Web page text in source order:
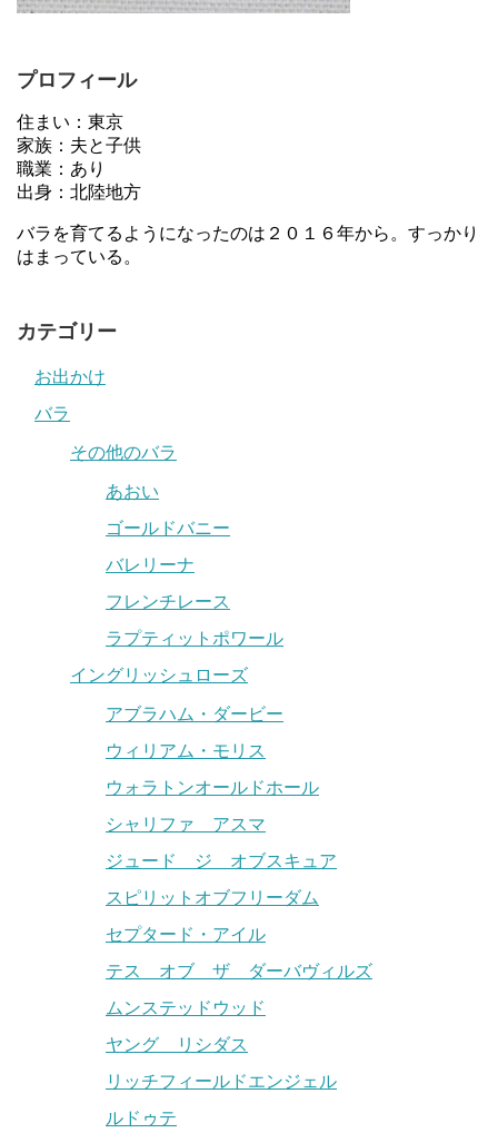
プロフィール
住まい：東京
家族：夫と子供
職業：あり
出身：北陸地方
バラを育てるようになったのは２０１６年から。すっかり
はまっている。
カテゴリー
お出かけ
バラ
その他のバラ
あおい
ゴールドバニー
バレリーナ
フレンチレース
ラプティットポワール
イングリッシュローズ
アブラハム・ダービー
ウィリアム・モリス
ウォラトンオールドホール
シャリファ アスマ
ジュード ジ オブスキュア
スピリットオブフリーダム
セプタード・アイル
テス オブ ザ ダーバヴィルズ
ムンステッドウッド
ヤング リシダス
リッチフィールドエンジェル
ルドゥテ